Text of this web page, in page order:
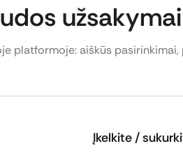
platformoje: aiškūs
Įkelkite /